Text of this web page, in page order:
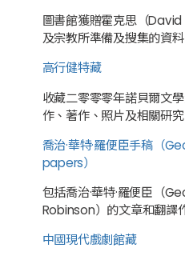
圖書館獲贈霍克思（
及宗教所準備及搜集的資
高行健特藏
收藏二零零零年諾貝爾文
作、著作、照片及相關研
喬治·華特·羅便臣手稿（
papers）
包括喬治·華特·羅便臣（
Robinson）的文章和翻譯
中國現代戲劇館藏